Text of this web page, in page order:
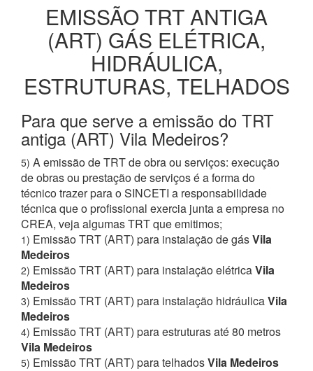
EMISSÃO TRT ANTIGA
(ART) GÁS ELÉTRICA,
HIDRÁULICA,
ESTRUTURAS, TELHADOS
Para que serve a emissão do TRT
antiga (ART) Vila Medeiros?
5) A emissão de TRT de obra ou serviços: execução
de obras ou prestação de serviços é a forma do
técnico trazer para o SINCETI a responsabilidade
técnica que o profissional exercia junta a empresa no
CREA, veja algumas TRT que emitimos;
1) Emissão TRT (ART) para instalação de gásVila
Medeiros
2) Emissão TRT (ART) para instalação elétricaVila
Medeiros
3) Emissão TRT (ART) para instalação hidráulicaVila
Medeiros
4) Emissão TRT (ART) para estruturas até 80 metros
Vila Medeiros
5) Emissão TRT (ART) para telhadosVila Medeiros